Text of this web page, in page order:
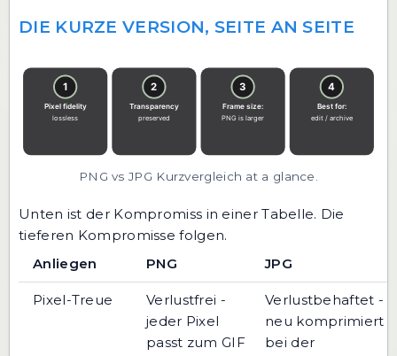
DIE KURZE VERSION, SEITE AN SEITE
PNG vs JPG Kurzvergleich at a glance.
Unten ist der Kompromiss in einer Tabelle. Die
tieferen Kompromisse folgen.
Anliegen
PNG JPG
Pixel-Treue
Verlustfrei -
jeder Pixel
passt zum GIF
Verlustbehaftet -
neu komprimiert
bei der